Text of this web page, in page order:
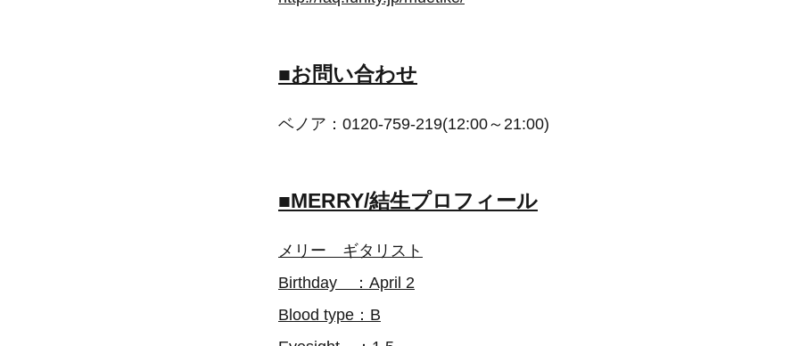
■お問い合わせ
ベノア：0120-759-219(12:00～21:00)
■MERRY/結生プロフィール
メリー ギタリスト
Birthday ：April 2
Blood type：B